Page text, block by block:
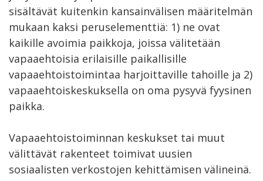
sisältävät kuitenkin kansainvälisen määritelmän
mukaan kaksi peruselementtiä: 1) ne ovat
kaikille avoimia paikkoja, joissa välitetään
vapaaehtoisia erilaisille paikallisille
vapaaehtoistoimintaa harjoittaville tahoille ja 2)
vapaaehtoiskeskuksella on oma pysyvä fyysinen
paikka.
Vapaaehtoistoiminnan keskukset tai muut
välittävät rakenteet toimivat uusien
sosiaalisten verkostojen kehittämisen välineinä.